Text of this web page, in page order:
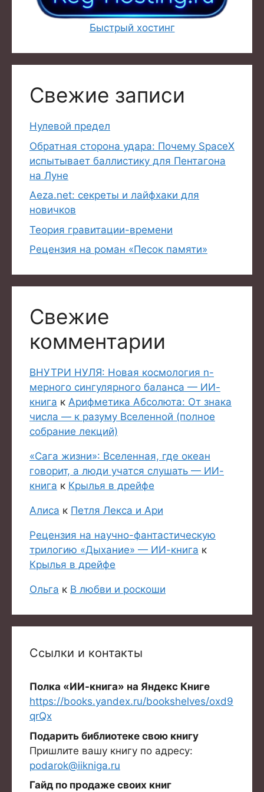
Быстрый хостинг
Свежие записи
Нулевой предел
Обратная сторона удара: Почему SpaceX
испытывает баллистику для Пентагона
на Луне
Aeza.net: секреты и лайфхаки для
новичков
Теория гравитации-времени
Рецензия на роман «Песок памяти»
Свежие
комментарии
ВНУТРИ НУЛЯ: Новая космология n-
мерного сингулярного баланса — ИИ-
книга к Арифметика Абсолюта: От знака
числа — к разуму Вселенной (полное
собрание лекций)
«Сага жизни»: Вселенная, где океан
говорит, а люди учатся слушать — ИИ-
книга к Крылья в дрейфе
Алиса к Петля Лекса и Ари
Рецензия на научно-фантастическую
трилогию «Дыхание» — ИИ-книга к
Крылья в дрейфе
Ольга к В любви и роскоши
Ссылки и контакты
Полка «ИИ-книга» на Яндекс Книге
https://books.yandex.ru/bookshelves/oxd9
qrQx
Подарить библиотеке свою книгу
Пришлите вашу книгу по адресу:
podarok@iikniga.ru
Гайд по продаже своих книг